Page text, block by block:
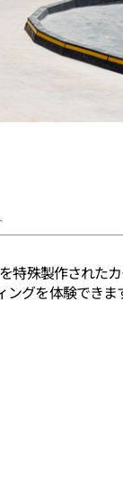
殊製作された
グを体験でき